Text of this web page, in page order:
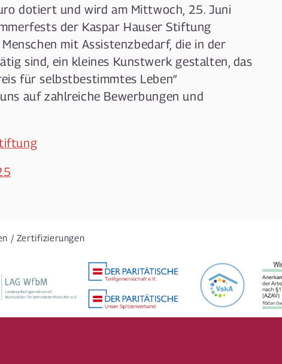
dotiert und wird am Mittwoch, 25. Juni
der Kaspar Hauser Stiftung
mit Assistenzbedarf, die in der
sind, ein kleines Kunstwerk gestalten, das
für selbstbestimmtes Leben“
auf zahlreiche Bewerbungen und
/ Zertifizierungen